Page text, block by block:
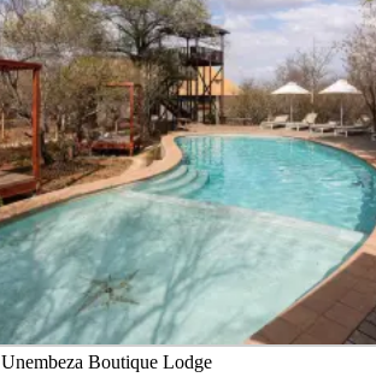
Unembeza Boutique Lodge